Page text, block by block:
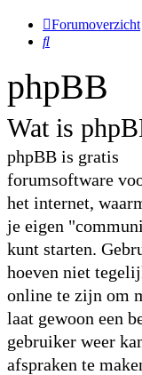
Forumoverzicht
Zoek
phpBB
Wat is
phpBB is gratis
forumsoftware
het internet,
je eigen
kunt starten.
hoeven niet
online te zijn om
laat gewoon een
gebruiker weer
afspraken te